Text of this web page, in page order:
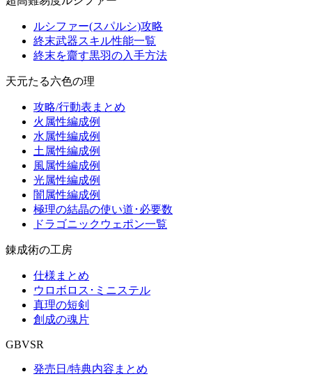
ルシファー(スパルシ)攻略
終末武器スキル性能一覧
終末を齎す黒羽の入手方法
天元たる六色の理
攻略/行動表まとめ
火属性編成例
水属性編成例
土属性編成例
風属性編成例
光属性編成例
闇属性編成例
極理の結晶の使い道･必要数
ドラゴニックウェポン一覧
錬成術の工房
仕様まとめ
ウロボロス･ミニステル
真理の短剣
創成の魂片
GBVSR
発売日/特典内容まとめ